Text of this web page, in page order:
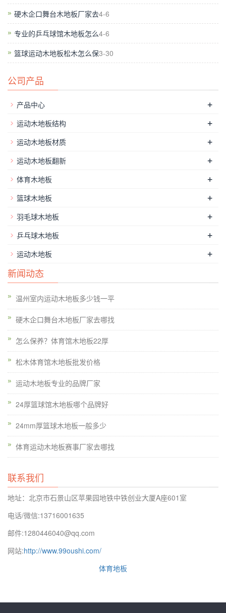
二是反对地方平时不作为，到了环保督察、检
查、巡查的时候，采取简单、粗暴的方法，片面
处理发展与环保的关系，这是滥作为。
款、取缔、关停等措施的轮番轰炸下，罚金收入
可观，排污整治彻底，成绩**、效果明显。
环保执法本是好事，但一味的拆除、关停，善后
工作不到位，使本来意义重大的 “保卫蓝天行动”
变成了无数中小民企的哀号。
硬木企口舞台木地板厂家去4-6
专业的乒乓球馆木地板怎么4-6
篮球运动木地板松木怎么保3-30
公司产品
产品中心 +
运动木地板结构 +
运动木地板材质 +
运动木地板翻新 +
体育木地板 +
篮球木地板 +
羽毛球木地板 +
乒乓球木地板 +
运动木地板 +
新闻动态
温州室内运动木地板多少钱一平
硬木企口舞台木地板厂家去哪找
怎么保养？体育馆木地板22厚
松木体育馆木地板批发价格
运动木地板专业的品牌厂家
24厚篮球馆木地板哪个品牌好
24mm厚篮球木地板一般多少
体育运动木地板赛事厂家去哪找
联系我们
地址：北京市石景山区苹果园地铁中铁创业大厦A座601室
电话/微信:13716001635
邮件:1280446040@qq.com
网站:http://www.99oushi.com/
体育地板